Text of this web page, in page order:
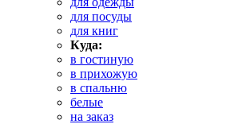
для посуды
для книг
Куда:
в гостиную
в прихожую
в спальню
белые
на заказ